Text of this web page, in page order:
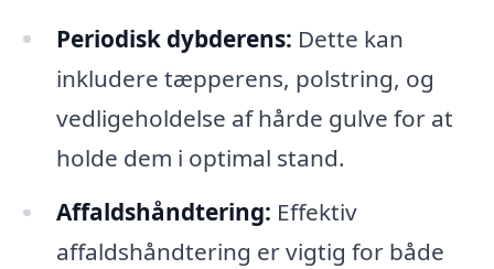
Periodisk dybderens: Dette kan
inkludere tæpperens, polstring, og
vedligeholdelse af hårde gulve for at
holde dem i optimal stand.
Affaldshåndtering: Effektiv
affaldshåndtering er vigtig for både